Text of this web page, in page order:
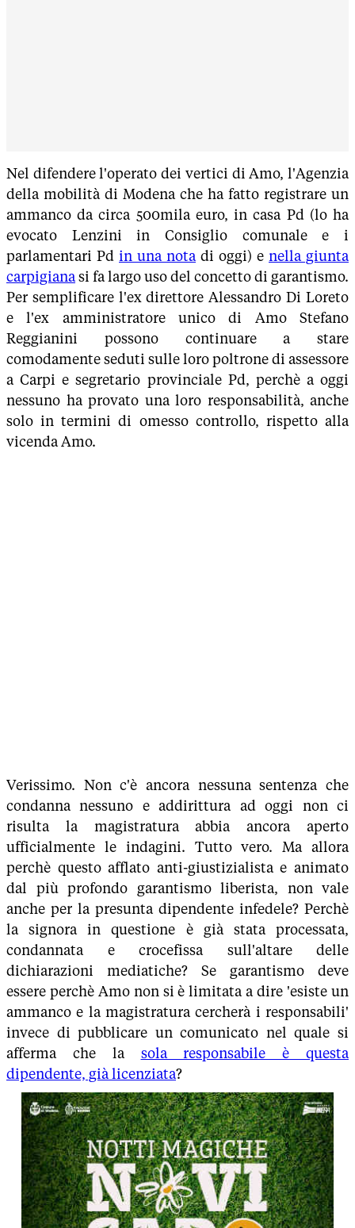
Nel difendere l'operato dei vertici di Amo, l'Agenzia
della mobilità di Modena che ha fatto registrare un
ammanco da circa 500mila euro, in casa Pd (lo ha
evocato Lenzini in Consiglio comunale e i
parlamentari Pd in una nota di oggi) e nella giunta
carpigianasi fa largo uso del concetto di garantismo.
Per semplificare l'ex direttore Alessandro Di Loreto
e l'ex amministratore unico di Amo Stefano
Reggianini possono continuare a stare
comodamente seduti sulle loro poltrone di assessore
a Carpi e segretario provinciale Pd, perchè a oggi
nessuno ha provato una loro responsabilità, anche
solo in termini di omesso controllo, rispetto alla
vicenda Amo.
Verissimo. Non c'è ancora nessuna sentenza che
condanna nessuno e addirittura ad oggi non ci
risulta la magistratura abbia ancora aperto
ufficialmente le indagini. Tutto vero. Ma allora
perchè questo afflato anti-giustizialista e animato
dal più profondo garantismo liberista, non vale
anche per la presunta dipendente infedele? Perchè
la signora in questione è già stata processata,
condannata e crocefissa sull'altare delle
dichiarazioni mediatiche? Se garantismo deve
essere perchè Amo non si è limitata a dire 'esiste un
ammanco e la magistratura cercherà i responsabili'
invece di pubblicare un comunicato nel quale si
afferma che la sola responsabile è questa
dipendente, già licenziata?